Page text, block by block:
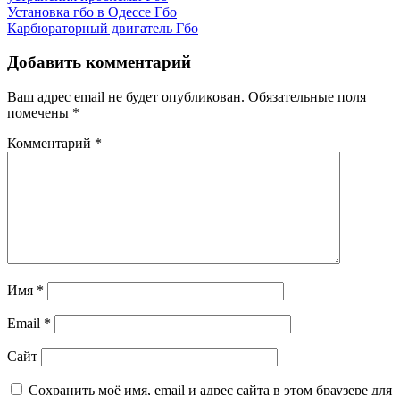
Установка гбо в Одессе Гбо
Карбюраторный двигатель Гбо
Добавить комментарий
Ваш адрес email не будет опубликован. Обязательные поля
помечены *
Комментарий *
Имя *
Email *
Сайт
Сохранить моё имя, email и адрес сайта в этом браузере для